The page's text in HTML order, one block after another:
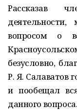
Рассказав
вопросом о
безусловно,
Р. Я. Салаватов
и пообещал
данного вопроса.